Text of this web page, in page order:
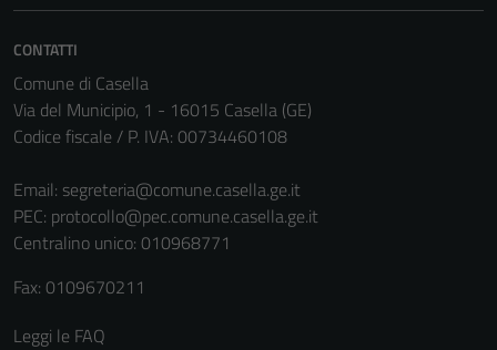
CONTATTI
Comune di Casella
Via del Municipio, 1 - 16015 Casella (GE)
Codice fiscale / P. IVA: 00734460108
Email: segreteria@comune.casella.ge.it
PEC: protocollo@pec.comune.casella.ge.it
Centralino unico: 010968771
Fax: 0109670211
Leggi le FAQ
funzionamento
del sito e non
essere
disabilitati.